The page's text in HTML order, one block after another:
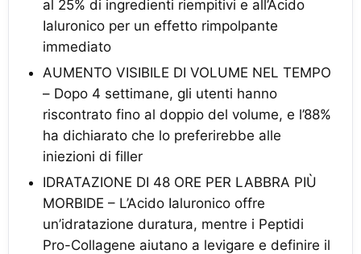
al 25% di ingredienti riempitivi e all’Acido
Ialuronico per un effetto rimpolpante
immediato
AUMENTO VISIBILE DI VOLUME NEL TEMPO
– Dopo 4 settimane, gli utenti hanno
riscontrato fino al doppio del volume, e l’88%
ha dichiarato che lo preferirebbe alle
iniezioni di filler
IDRATAZIONE DI 48 ORE PER LABBRA PIÙ
MORBIDE – L’Acido Ialuronico offre
un’idratazione duratura, mentre i Peptidi
Pro-Collagene aiutano a levigare e definire il